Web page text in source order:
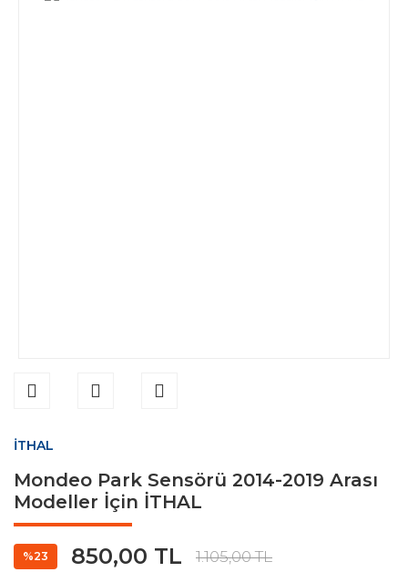
İTHAL
Mondeo Park Sensörü 2014-2019 Arası
Modeller İçin İTHAL
%23 850,00 TL 1.105,00 TL